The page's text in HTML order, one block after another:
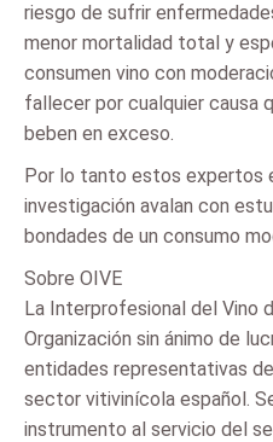
riesgo de sufrir
menor mortalidad total y
consumen vino con
fallecer por cualquier causa
beben en exceso.
Por lo tanto estos expertos
investigación avalan con
bondades de un consumo
Sobre OIVE
La Interprofesional del Vino
Organización sin ánimo de
entidades representativas
sector vitivinícola español.
instrumento al servicio del